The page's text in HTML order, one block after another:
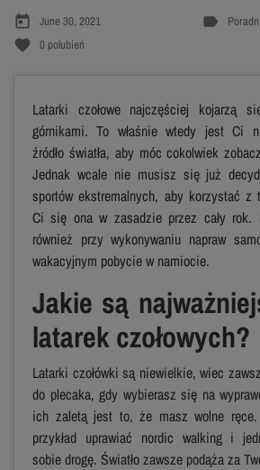
today June 30, 2021 label
favorite 0 polubień
Latarki czołowe najczęściej kojarzą
górnikami. To właśnie wtedy jest Ci
źródło światła, aby móc cokolwiek
Jednak wcale nie musisz się już
sportów ekstremalnych, aby korzystać
Ci się ona w zasadzie przez cały rok.
również przy wykonywaniu napraw
wakacyjnym pobycie w namiocie.
Jakie są
latarek czołowych?
Latarki czołówki są niewielkie, wiec
do plecaka, gdy wybierasz się na
ich zaletą jest to, że masz wolne
przykład uprawiać nordic walking i
sobie drogę. Światło zawsze podąża za